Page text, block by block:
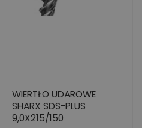
WIERTŁO UDAROWE
SHARX SDS-PLUS
9,0X215/150